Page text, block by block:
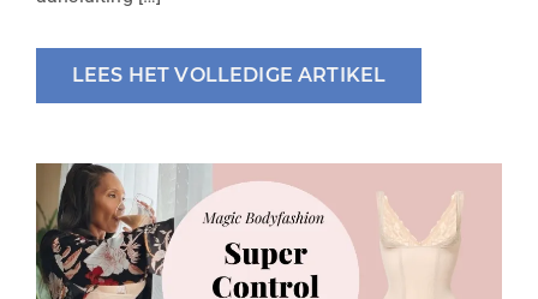
LEES HET VOLLEDIGE ARTIKEL